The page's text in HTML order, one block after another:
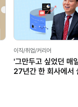
이직/취업/커리어
'그만두고 싶었던 매
27년간 한 회사에서